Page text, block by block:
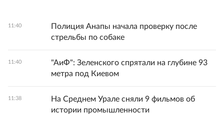
11:40
Полиция Анапы начала проверку после
стрельбы по собаке
11:40
"АиФ": Зеленского спрятали на глубине 93
метра под Киевом
11:38
На Среднем Урале сняли 9 фильмов об
истории промышленности